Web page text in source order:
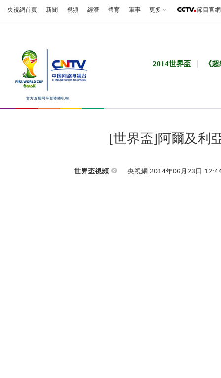
央視網首頁 新聞 視頻 經濟 體育 軍事 更多 節目官網
2014世界盃 《
[世界盃]阿爾及利
世界盃視頻 央視網 2014年06月23日